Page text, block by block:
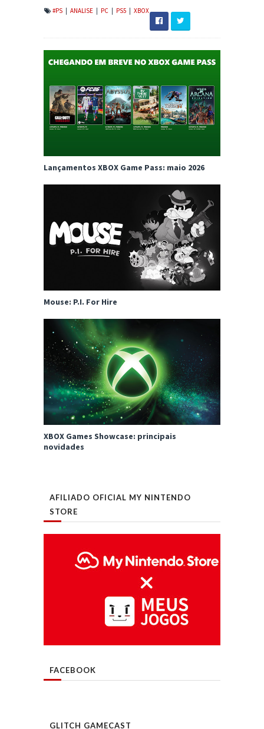
#PS ANALISE PC PS5 XBOX
Lançamentos XBOX Game Pass: maio 2026
Mouse: P.I. For Hire
XBOX Games Showcase: principais
novidades
AFILIADO OFICIAL MY NINTENDO
STORE
FACEBOOK
GLITCH GAMECAST